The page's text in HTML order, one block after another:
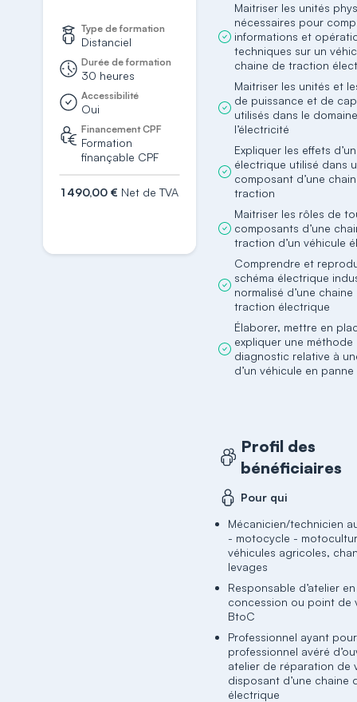
Type de formation
Distanciel
Durée de formation
30 heures
Accessibilité
Oui
Financement CPF
Formation
finançable CPF
1 490,00 € Net de TVA
Maitriser les unités
nécessaires pour
informations et
techniques sur un
chaine de traction
Maitriser les unités et
de puissance et de
utilisés dans le
l’électricité
Expliquer les effets
électrique utilisé dans
composant d’une
traction
Maitriser les rôles de
composants d’une
traction d’un véhicule
Comprendre et
schéma électrique
normalisé d’une chaine
traction électrique
Élaborer, mettre en
expliquer une méthode
diagnostic relative à
d’un véhicule en panne
Profil des
bénéficiaires
Pour qui
Mécanicien/technicien
- motocycle -
véhicules agricoles,
levages
Responsable d’atelier en
concession ou point de
BtoC
Professionnel ayant
professionnel avéré
atelier de réparation de
disposant d’une chaine
électrique